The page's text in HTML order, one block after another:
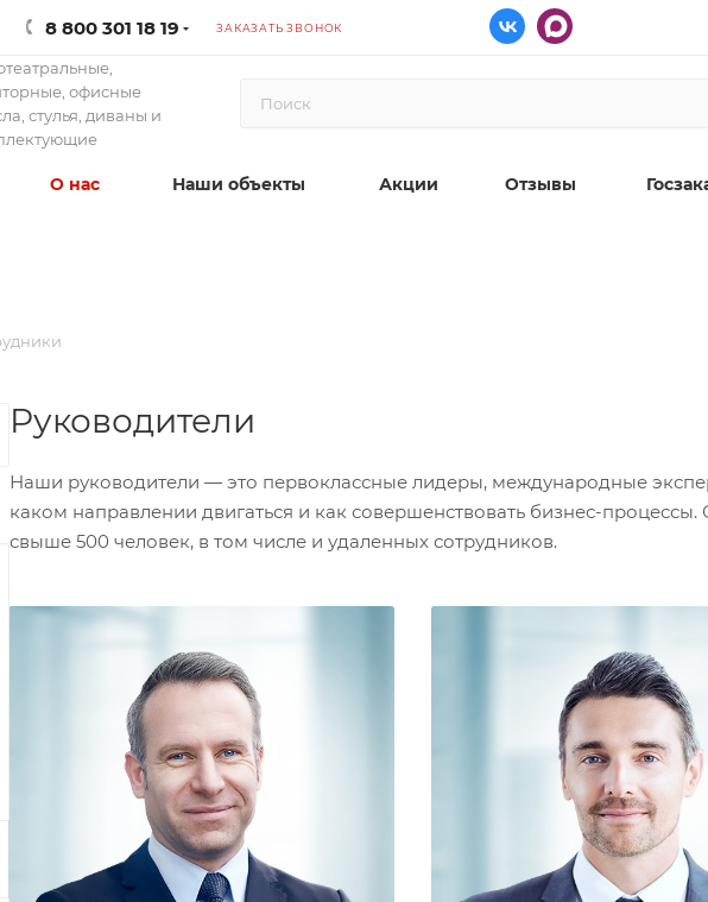
8 800 301 18 19 ЗАКАЗАТЬ ЗВОНОК
офисные
стулья, диваны и
О нас Наши объекты Акции Отзывы
Руководители
Наши руководители — это первоклассные лидеры, международные
каком направлении двигаться и как совершенствовать бизнес-
свыше 500 человек, в том числе и удаленных сотрудников.